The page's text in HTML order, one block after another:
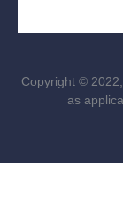
Copyright ©️
as